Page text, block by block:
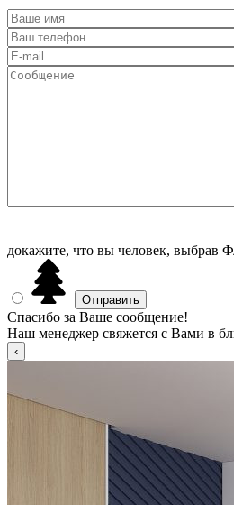
докажите, что вы человек, выбрав
Спасибо за Ваше сообщение!
Наш менеджер свяжется с Вами в